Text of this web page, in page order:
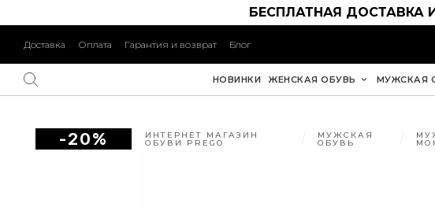
БЕСПЛАТНАЯ ДОСТАВКА
Доставка Оплата Гарантия и возврат Блог
НОВИНКИ ЖЕНСКАЯ ОБУВЬ МУЖСКАЯ
-20% ИНТЕРНЕТ МАГАЗИН
ОБУВИ PREGO
МУЖСКАЯ
ОБУВЬ